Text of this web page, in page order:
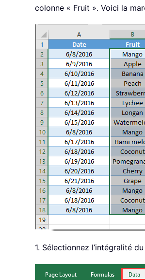
colonne « Fruit ». Voici la
1. Sélectionnez l’intégralité